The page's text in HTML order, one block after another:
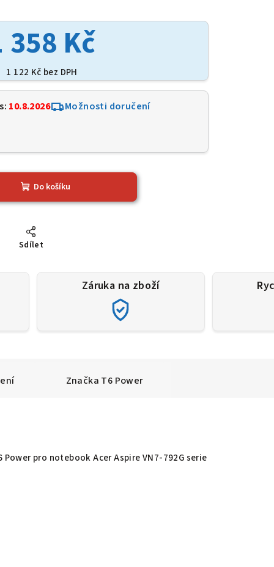
358 Kč
1 122 Kč bez DPH
10.8.2026 Možnosti doručení
Do košíku
Sdílet
Záruka na zboží
Značka T6 Power
pro notebook Acer Aspire VN7-792G serie